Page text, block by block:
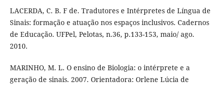
LACERDA, C. B. F de. Tradutores e Intérpretes de Língua de
Sinais: formação e atuação nos espaços inclusivos. Cadernos
de Educação. UFPel, Pelotas, n.36, p.133-153, maio/ ago.
2010.
MARINHO, M. L. O ensino de Biologia: o intérprete e a
geração de sinais. 2007. Orientadora: Orlene Lúcia de